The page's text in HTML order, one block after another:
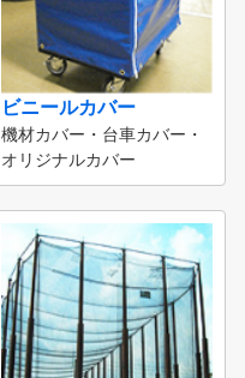
ビニールカバー
機材カバー・台車カバー・
オリジナルカバー